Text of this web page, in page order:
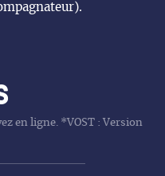
en ligne. *VOST : Version